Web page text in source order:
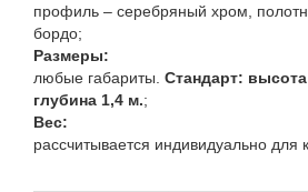
КОНСТРУКЦИИ В АРЕНДУ:
Аренда стендов для фотовыставки
Аренда ограждений
Аренда тантамаресок
Набор для церемонии открытия
профиль – серебряный хром,
бордо;
Размеры:
любые габариты. Стандарт:
глубина 1,4 м.;
Вес:
рассчитывается индивидуально для